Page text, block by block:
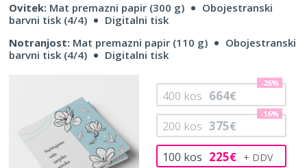
Ovitek: Mat premazni papir (300 g)
Obojestranski
barvni tisk (4/4)
Digitalni tisk
Notranjost: Mat premazni papir (110 g)
Obojestranski
barvni tisk (4/4)
Digitalni tisk
100 kos 225€
200 kos 375€
-16%
400 kos 664€
-26%